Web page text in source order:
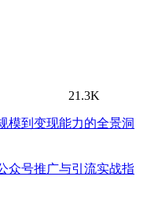
21.3K
模到变现能力的全景洞